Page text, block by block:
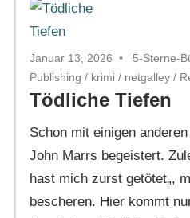
Januar 13, 2026 5-Sterne-
Publishing / krimi / netgalley /
Tödliche Tiefen
Schon mit einigen
John Marrs begeistert.
hast mich zurst getötet„,
bescheren. Hier kommt